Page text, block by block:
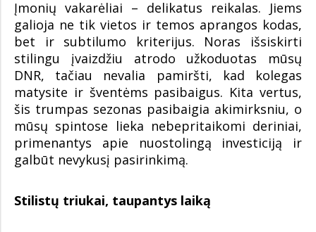
Įmonių vakarėliai – delikatus reikalas. Jiems
galioja ne tik vietos ir temos aprangos kodas,
bet ir subtilumo kriterijus. Noras išsiskirti
stilingu įvaizdžiu atrodo užkoduotas mūsų
DNR, tačiau nevalia pamiršti, kad kolegas
matysite ir šventėms pasibaigus. Kita vertus,
šis trumpas sezonas pasibaigia akimirksniu, o
mūsų spintose lieka nebepritaikomi deriniai,
primenantys apie nuostolingą investiciją ir
galbūt nevykusį pasirinkimą.
Stilistų triukai, taupantys laiką